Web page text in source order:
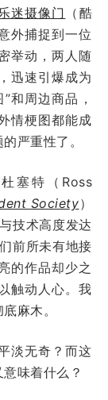
迷摄像门 （酷
外捕捉到一位
举动，两人随
迅速引爆成为
和周边商品，
情梗图都能成
严重性了。
塞特（Ross
Society）
技术高度发达
前所未有地接
的作品却少之
触动人心。我
麻木。
淡无奇？而这
味着什么？